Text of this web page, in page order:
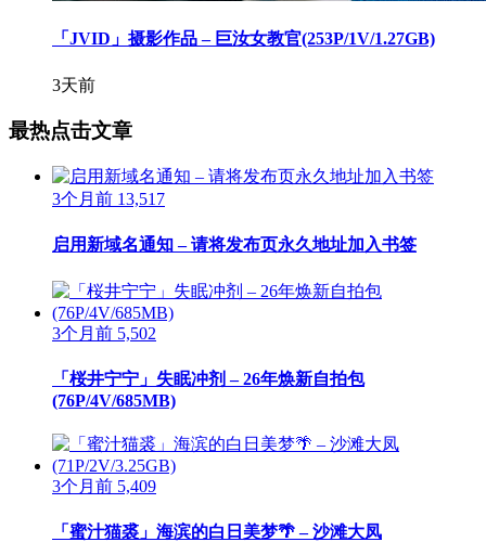
「JVID」摄影作品 – 巨汝女教官(253P/1V/1.27GB)
3天前
最热点击文章
3个月前 13,517
启用新域名通知 – 请将发布页永久地址加入书签
3个月前 5,502
「桜井宁宁」失眠冲剂 – 26年焕新自拍包
(76P/4V/685MB)
3个月前 5,409
「蜜汁猫裘」海滨的白日美梦🌴 – 沙滩大凤